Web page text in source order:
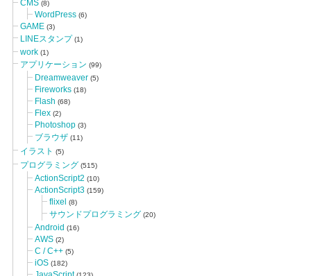
CMS (8)
WordPress (6)
GAME (3)
LINEスタンプ (1)
work (1)
アプリケーション (99)
Dreamweaver (5)
Fireworks (18)
Flash (68)
Flex (2)
Photoshop (3)
ブラウザ (11)
イラスト (5)
プログラミング (515)
ActionScript2 (10)
ActionScript3 (159)
flixel (8)
サウンドプログラミング (20)
Android (16)
AWS (2)
C / C++ (5)
iOS (182)